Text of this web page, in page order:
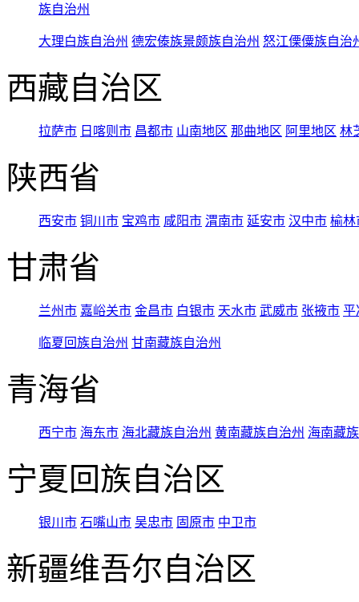
族自治州
大理白族自治州 德宏傣族景颇族自治州 怒江傈僳族自治
西藏自治区
拉萨市 日喀则市 昌都市 山南地区 那曲地区 阿里地区 林
陕西省
西安市 铜川市 宝鸡市 咸阳市 渭南市 延安市 汉中市 榆林
甘肃省
兰州市 嘉峪关市 金昌市 白银市 天水市 武威市 张掖市 平
临夏回族自治州 甘南藏族自治州
青海省
西宁市 海东市 海北藏族自治州 黄南藏族自治州 海南藏
宁夏回族自治区
银川市 石嘴山市 吴忠市 固原市 中卫市
新疆维吾尔自治区